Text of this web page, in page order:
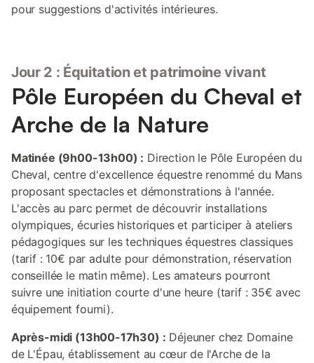
pour suggestions d'activités intérieures.
Jour 2 : Équitation et patrimoine vivant
Pôle Européen du Cheval et
Arche de la Nature
Matinée (9h00-13h00) : Direction le Pôle Européen du
Cheval, centre d'excellence équestre renommé du Mans
proposant spectacles et démonstrations à l'année.
L'accès au parc permet de découvrir installations
olympiques, écuries historiques et participer à ateliers
pédagogiques sur les techniques équestres classiques
(tarif : 10€ par adulte pour démonstration, réservation
conseillée le matin même). Les amateurs pourront
suivre une initiation courte d'une heure (tarif : 35€ avec
équipement fourni).
Après-midi (13h00-17h30) : Déjeuner chez Domaine
de L'Épau, établissement au cœur de l'Arche de la